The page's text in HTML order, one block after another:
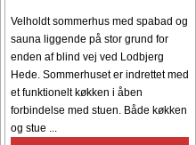
Velholdt sommerhus med spabad og
sauna liggende på stor grund for
enden af blind vej ved Lodbjerg
Hede. Sommerhuset er indrettet med
et funktionelt køkken i åben
forbindelse med stuen. Både køkken
og stue ...